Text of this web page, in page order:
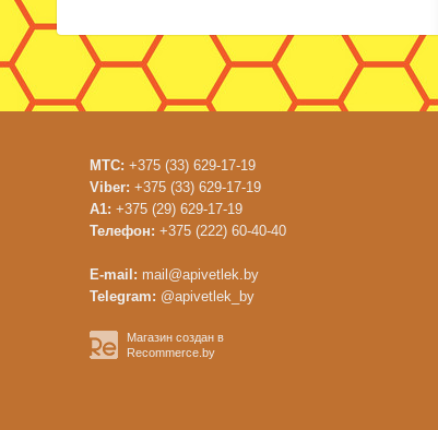
МТС: +375 (33) 629-17-19
Viber: +375 (33) 629-17-19
A1: +375 (29) 629-17-19
Телефон: +375 (222) 60-40-40
E-mail: mail@apivetlek.by
Telegram: @apivetlek_by
Магазин создан в
Recommerce.by